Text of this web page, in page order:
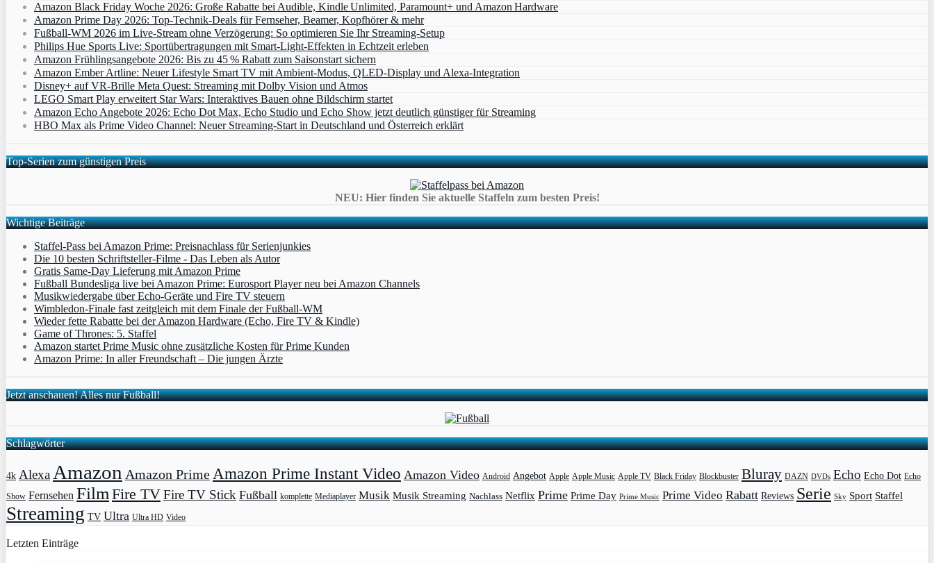
Amazon Black Friday Woche 2026: Große Rabatte bei Audible, Kindle Unlimited, Paramount+ und Amazon Hardware
Amazon Prime Day 2026: Top-Technik-Deals für Fernseher, Beamer, Kopfhörer & mehr
Fußball-WM 2026 im Live-Stream ohne Verzögerung: So optimieren Sie Ihr Streaming-Setup
Philips Hue Sports Live: Sportübertragungen mit Smart‑Light‑Effekten in Echtzeit erleben
Amazon Frühlingsangebote 2026: Bis zu 45 % Rabatt zum Saisonstart sichern
Amazon Ember Artline: Neuer Lifestyle Smart TV mit Ambient‑Modus, QLED‑Display und Alexa‑Integration
Disney+ auf VR-Brille Meta Quest: Streaming mit Dolby Vision und Atmos
LEGO Smart Play erweitert Star Wars: Interaktives Bauen ohne Bildschirm startet
Amazon Echo Angebote 2026: Echo Dot Max, Echo Studio und Echo Show jetzt deutlich günstiger für Streaming
HBO Max als Prime Video Channel: Neuer Streaming‑Start in Deutschland und Österreich erklärt
Top-Serien zum günstigen Preis
NEU: Hier finden Sie aktuelle Staffeln zum besten Preis!
Wichtige Beiträge
Staffel-Pass bei Amazon Prime: Preisnachlass für Serienjunkies
Die 10 besten Schriftsteller-Filme - Das Leben als Autor
Gratis Same-Day Lieferung mit Amazon Prime
Fußball Bundesliga live bei Amazon Prime: Eurosport Player neu bei Amazon Channels
Musikwiedergabe über Echo-Geräte und Fire TV steuern
Wimbledon-Finale fast zeitgleich mit dem Finale der Fußball-WM
Wieder fette Rabatte bei der Amazon Hardware (Echo, Fire TV & Kindle)
Game of Thrones: 5. Staffel
Amazon startet Prime Music ohne zusätzliche Kosten für Prime Kunden
Amazon Prime: In aller Freundschaft – Die jungen Ärzte
Jetzt anschauen! Alles nur Fußball!
Schlagwörter
4k AlexaAmazon Amazon PrimeAmazon Prime Instant Video Amazon Video Android Angebot Apple Apple Music Apple TV Black Friday Blockbuster Bluray DAZN DVDs Echo Echo Dot Echo
Show Fernsehen FilmFire TVFire TV Stick Fußball komplette Mediaplayer Musik Musik Streaming Nachlass Netflix Prime Prime Day Prime Music Prime Video Rabatt Reviews Serie Sky Sport Staffel
Streaming TV Ultra Ultra HD Video
Letzten Einträge